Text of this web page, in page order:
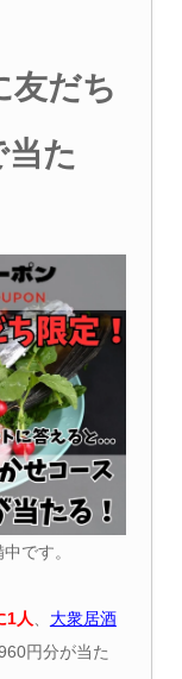
友だち
た
です。
1人
大衆居酒
円分が当た